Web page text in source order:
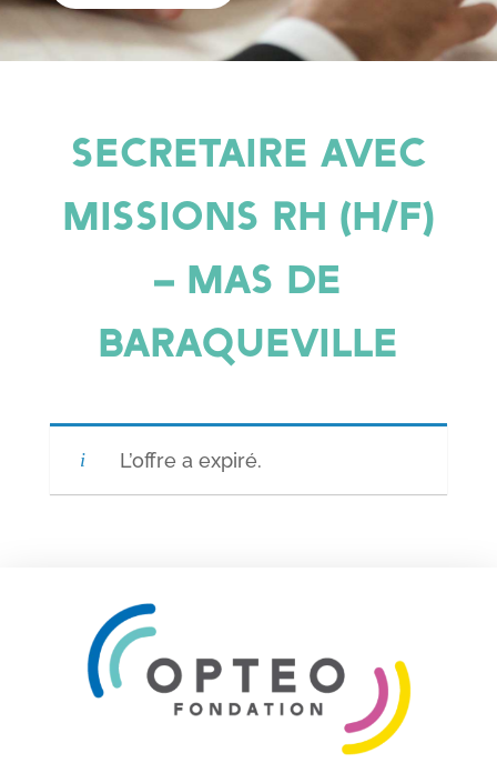
SECRETAIRE AVEC
MISSIONS RH (H/F)
– MAS DE
BARAQUEVILLE
L’offre a expiré.